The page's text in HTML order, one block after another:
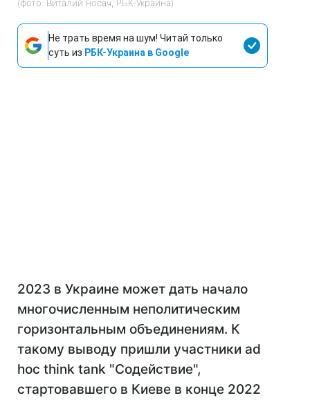
(фото: Виталий носач, РБК-Украина)
Не трать время на шум! Читай только
суть из РБК-Украина в Google
2023 в Украине может дать начало
многочисленным неполитическим
горизонтальным объединениям. К
такому выводу пришли участники ad
hoc think tank "Содействие",
стартовавшего в Киеве в конце 2022